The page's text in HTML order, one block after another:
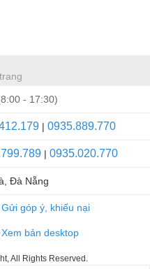
- 17:30)
| 0935.889.770
| 0935.020.770
Đà Nẵng
Gửi góp ý, khiếu nại
Xem bản desktop
All Rights Reserved.